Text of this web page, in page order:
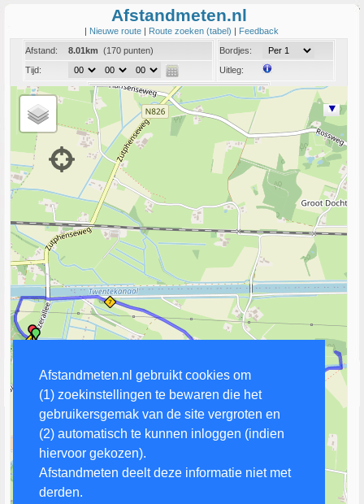
Afstandmeten.nl gebruikt cookies om
(1) zoekinstellingen te bewaren die het
gebruikersgemak van de site vergroten en
(2) automatisch te kunnen inloggen (indien
hiervoor gekozen).
Afstandmeten deelt deze informatie niet met
derden.
Afstandmeten.nl
| Nieuwe route | Route zoeken (tabel) | Feedback
Afstand:
8.01km (170 punten)
Tijd:
Bordjes:
Uitleg:
Coord:
Info:
Link naar deze route